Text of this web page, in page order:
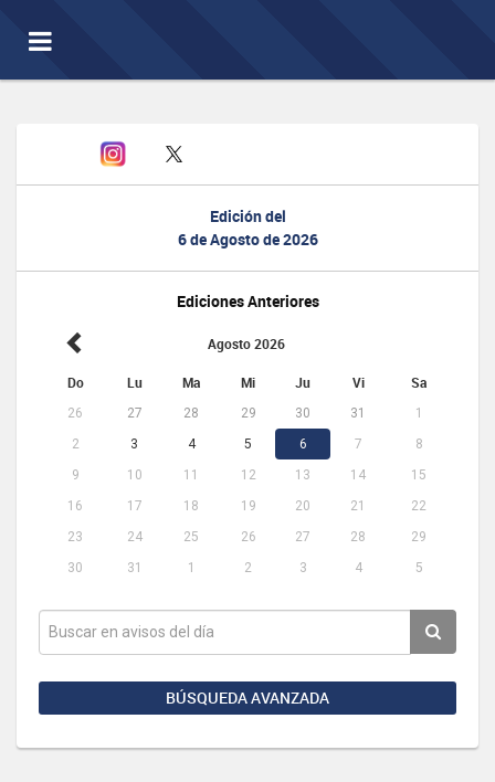
Toggle
navigation
Edición del
6 de Agosto de 2026
Ediciones Anteriores
Agosto 2026
Do Lu Ma Mi Ju Vi Sa
26 27 28 29 30 31
1
2
3 4 5 6 7
8
9
10 11 12 13 14
15
16
17 18 19 20 21
22
23
24 25 26 27 28
29
30
31 1 2 3 4 5
BÚSQUEDA AVANZADA